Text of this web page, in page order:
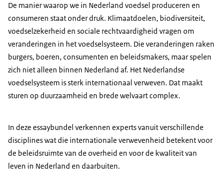
De manier waarop we in Nederland voedsel produceren en
consumeren staat onder druk. Klimaatdoelen, biodiversiteit,
voedselzekerheid en sociale rechtvaardigheid vragen om
veranderingen in het voedselsysteem. Die veranderingen raken
burgers, boeren, consumenten en beleidsmakers, maar spelen
zich niet alleen binnen Nederland af. Het Nederlandse
voedselsysteem is sterk internationaal verweven. Dat maakt
sturen op duurzaamheid en brede welvaart complex.
In deze essaybundel verkennen experts vanuit verschillende
disciplines wat die internationale verwevenheid betekent voor
de beleidsruimte van de overheid en voor de kwaliteit van
leven in Nederland en daarbuiten.